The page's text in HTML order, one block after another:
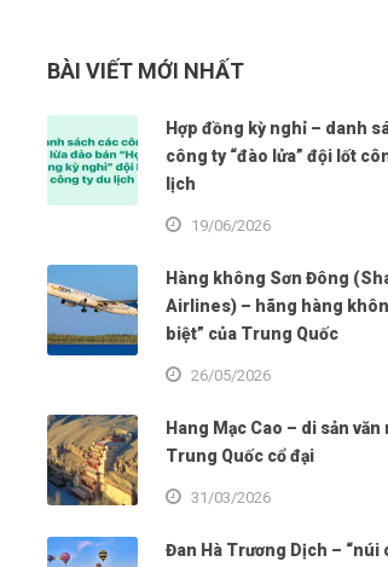
BÀI VIẾT MỚI NHẤT
Hợp đồng kỳ nghỉ – danh
công ty “đào lửa” đội lốt
lịch
19/06/2026
Hàng không Sơn Đông
Airlines) – hãng hàng
biệt” của Trung Quốc
26/05/2026
Hang Mạc Cao – di sản văn
Trung Quốc cổ đại
31/03/2026
Đan Hà Trương Dịch – “núi